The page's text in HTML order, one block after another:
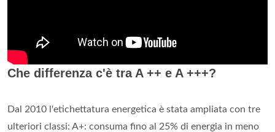
Che differenza c'è tra A ++ e A +++?
Dal 2010 l'etichettatura energetica è stata ampliata con tre
ulteriori classi: A+: consuma fino al 25% di energia in meno